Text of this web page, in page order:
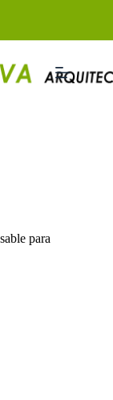
para